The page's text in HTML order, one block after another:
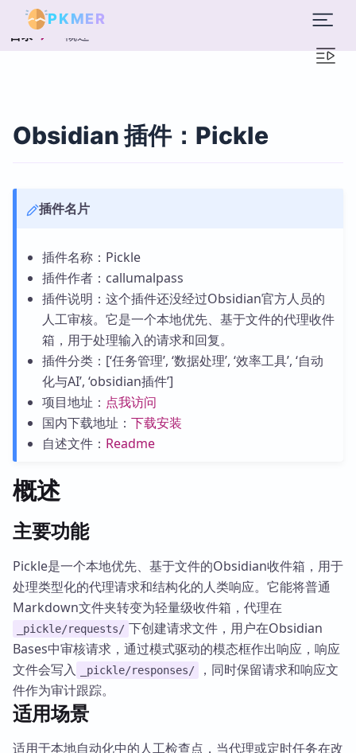
PKMER
目录 概述
Obsidian 插件：Pickle
插件名片
插件名称：Pickle
插件作者：callumalpass
插件说明：这个插件还没经过Obsidian官方人员的
人工审核。它是一个本地优先、基于文件的代理收件
箱，用于处理输入的请求和回复。
插件分类：[‘任务管理’, ‘数据处理’, ‘效率工具’, ‘自动
化与AI’, ‘obsidian插件’]
项目地址： 点我访问
国内下载地址： 下载安装
自述文件： Readme
概述
主要功能
Pickle是一个本地优先、基于文件的Obsidian收件箱，用于
处理类型化的代理请求和结构化的人类响应。它能将普通
Markdown文件夹转变为轻量级收件箱，代理在
_pickle/requests/ 下创建请求文件，用户在Obsidian
Bases中审核请求，通过模式驱动的模态框作出响应，响应
文件会写入
_pickle/responses/
，同时保留请求和响应文
件作为审计跟踪。
适用场景
适用于本地自动化中的人工检查点，当代理或定时任务在改